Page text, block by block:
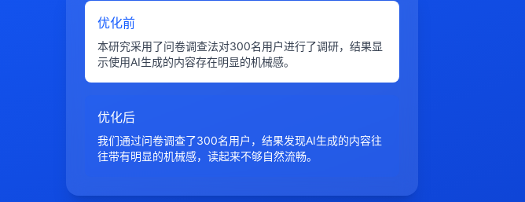
优化前
本研究采用了问卷调查法对300名用户进行了调研，结果显
示使用AI生成的内容存在明显的机械感。
优化后
我们通过问卷调查了300名用户，结果发现AI生成的内容往
往带有明显的机械感，读起来不够自然流畅。